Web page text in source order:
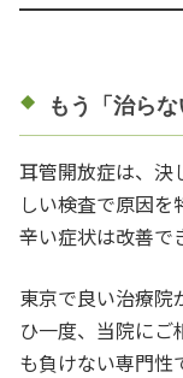
もう「治ら
耳管開放症は、決
しい検査で原因
辛い症状は改善で
東京で良い治療院
ひ一度、当院にご
も負けない専門性